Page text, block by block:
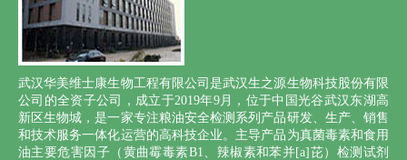
武汉华美维士康生物工程有限公司是武汉生之源生物科技股份有限
公司的全资子公司，成立于2019年9月，位于中国光谷武汉东湖高
新区生物城，是一家专注粮油安全检测系列产品研发、生产、销售
和技术服务一体化运营的高科技企业。主导产品为真菌毒素和食用
油主要危害因子（黄曲霉毒素B1、辣椒素和苯并[a]芘）检测试剂